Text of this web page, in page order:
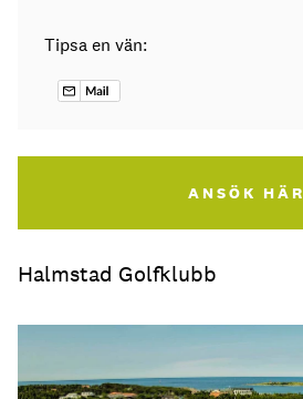
Halmstad Golfklubb
Tipsa en vän:
ANSÖK HÄR